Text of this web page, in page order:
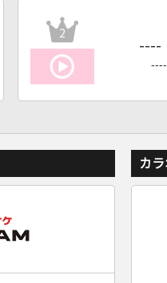
2
----
----
カ